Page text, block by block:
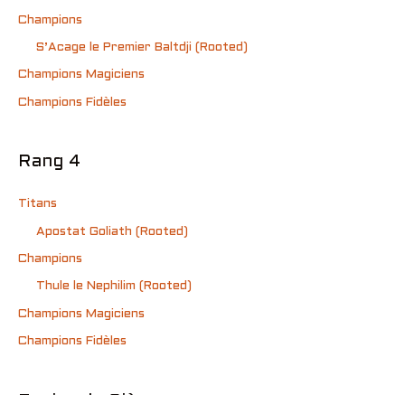
Champions
S’Acage le Premier Baltdji (Rooted)
Champions Magiciens
Champions Fidèles
Rang 4
Titans
Apostat Goliath (Rooted)
Champions
Thule le Nephilim (Rooted)
Champions Magiciens
Champions Fidèles